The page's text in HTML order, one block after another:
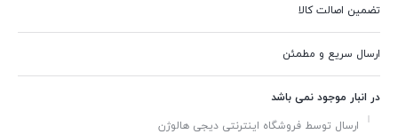
تضمین اصالت کالا
ارسال سریع و مطمئن
در انبار موجود نمی باشد
ارسال توسط فروشگاه اینترنتی دیجی هالوژن